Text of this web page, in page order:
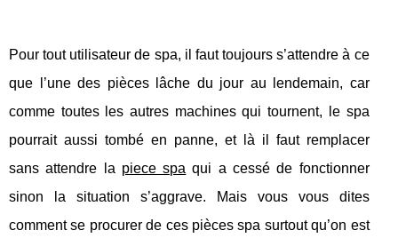
Pour tout utilisateur de spa, il faut toujours s’attendre à ce
que l’une des pièces lâche du jour au lendemain, car
comme toutes les autres machines qui tournent, le spa
pourrait aussi tombé en panne, et là il faut remplacer
sans attendre la piece spa qui a cessé de fonctionner
sinon la situation s’aggrave. Mais vous vous dites
comment se procurer de ces pièces spa surtout qu’on est